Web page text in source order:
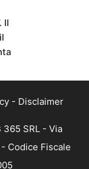
Il
- Disclaimer
SRL - Via
- Codice Fiscale